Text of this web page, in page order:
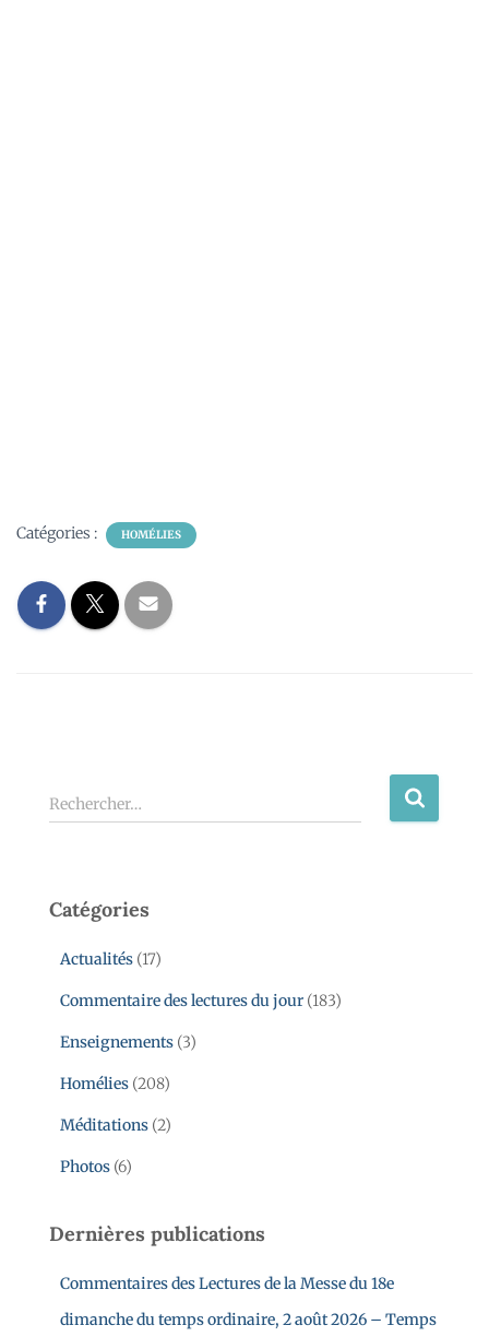
Catégories : HOMÉLIES
Rechercher…
Catégories
Actualités (17)
Commentaire des lectures du jour (183)
Enseignements (3)
Homélies (208)
Méditations (2)
Photos (6)
Dernières publications
Commentaires des Lectures de la Messe du 18e
dimanche du temps ordinaire, 2 août 2026 – Temps